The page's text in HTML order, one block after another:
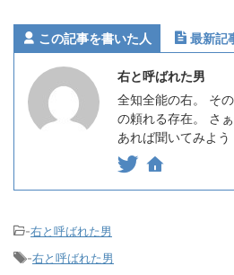
この記事を書いた人 最新記
右と呼ばれた男
全知全能の右。 そ
の頼れる存在。 さ
あれば聞いてみよ
-右と呼ばれた男
-右と呼ばれた男